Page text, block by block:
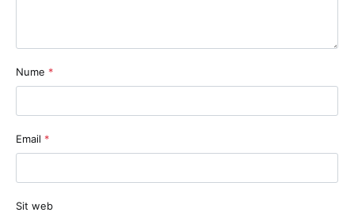
Nume *
Email *
Sit web